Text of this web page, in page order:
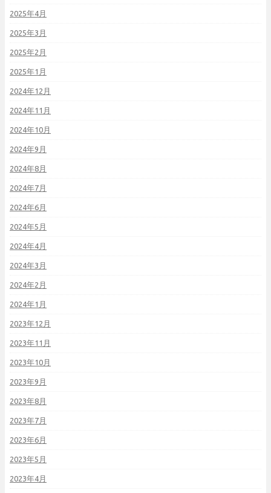
2025年4月
2025年3月
2025年2月
2025年1月
2024年12月
2024年11月
2024年10月
2024年9月
2024年8月
2024年7月
2024年6月
2024年5月
2024年4月
2024年3月
2024年2月
2024年1月
2023年12月
2023年11月
2023年10月
2023年9月
2023年8月
2023年7月
2023年6月
2023年5月
2023年4月